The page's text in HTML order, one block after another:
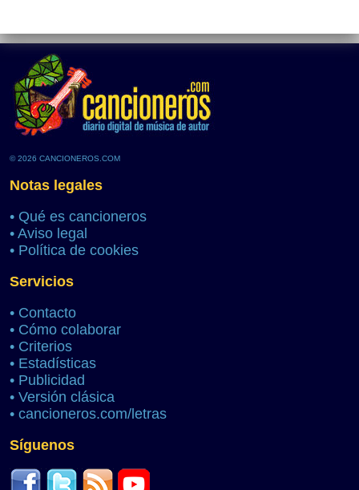
© 2026 CANCIONEROS.COM
Notas legales
• Qué es cancioneros
• Aviso legal
• Política de cookies
Servicios
• Contacto
• Cómo colaborar
• Criterios
• Estadísticas
• Publicidad
• Versión clásica
• cancioneros.com/letras
Síguenos